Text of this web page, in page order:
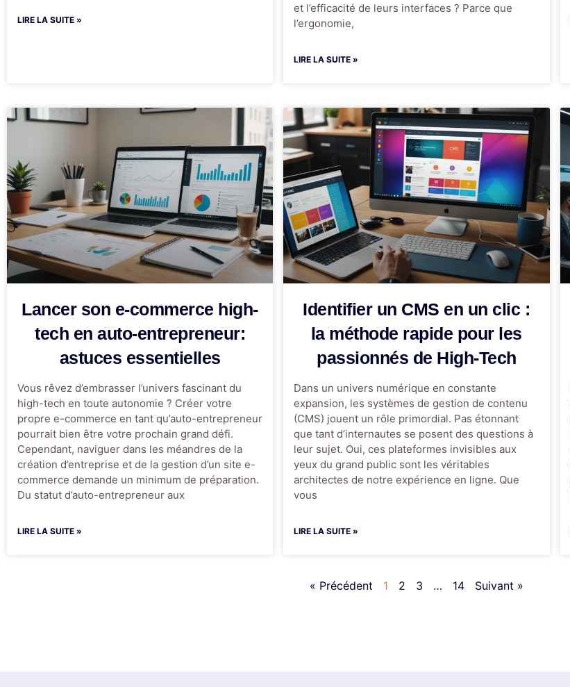
LIRE LA SUITE »
et l’efficacité de leurs interfaces ? Parce que
l’ergonomie,
LIRE LA SUITE »
Lancer son e-commerce high-
tech en auto-entrepreneur:
astuces essentielles
Vous rêvez d’embrasser l’univers fascinant du
high-tech en toute autonomie ? Créer votre
propre e-commerce en tant qu’auto-entrepreneur
pourrait bien être votre prochain grand défi.
Cependant, naviguer dans les méandres de la
création d’entreprise et de la gestion d’un site e-
commerce demande un minimum de préparation.
Du statut d’auto-entrepreneur aux
LIRE LA SUITE »
Identifier un CMS en un clic :
la méthode rapide pour les
passionnés de High-Tech
Dans un univers numérique en constante
expansion, les systèmes de gestion de contenu
(CMS) jouent un rôle primordial. Pas étonnant
que tant d’internautes se posent des questions à
leur sujet. Oui, ces plateformes invisibles aux
yeux du grand public sont les véritables
architectes de notre expérience en ligne. Que
vous
LIRE LA SUITE »
« Précédent 1 2 3 … 14 Suivant »